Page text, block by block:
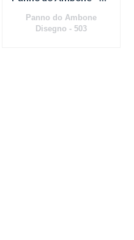
Panno do Ambone
Disegno - 503